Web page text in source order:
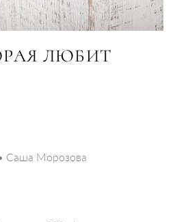
ЛЮБИТ
Саша Морозова